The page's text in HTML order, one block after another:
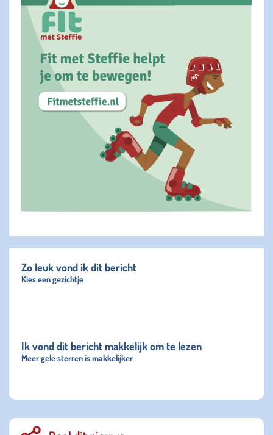
Zo leuk vond ik dit bericht
Kies een gezichtje
Ik vond dit bericht makkelijk om te lezen
Meer gele sterren is makkelijker